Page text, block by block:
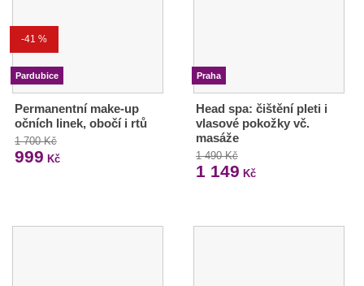
-41 %
Pardubice
Permanentní make-up
očních linek, obočí i rtů
1 700 Kč
999 Kč
Praha
Head spa: čištění pleti i
vlasové pokožky vč.
masáže
1 490 Kč
1 149 Kč